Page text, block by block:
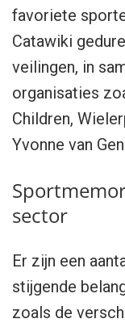
favoriete
Catawiki
veilingen, in
organisaties
Children,
Yvonne van
sector
Er zijn een
stijgende
zoals de